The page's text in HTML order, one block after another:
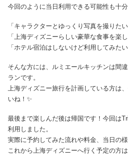
今回のように当日利用できる可能性も十分
「キャラクターとゆっくり写真を撮りたい
「上海ディズニーらしい豪華な食事を楽し
「ホテル宿泊はしないけど利用してみたい
そんな方には、ルミエールキッチンは間
ランです。
上海ディズニー旅行を計画している方は
いね！✨
最後まで楽しんだ後は帰国です！今回は
利用しました。
実際に予約してみた流れや料金、当日の
これから上海ディズニーへ行く予定の方